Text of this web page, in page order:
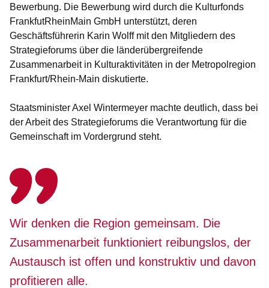
Bewerbung. Die Bewerbung wird durch die Kulturfonds
FrankfutRheinMain GmbH unterstützt, deren
Geschäftsführerin Karin Wolff mit den Mitgliedern des
Strategieforums über die länderübergreifende
Zusammenarbeit in Kulturaktivitäten in der Metropolregion
Frankfurt/Rhein-Main diskutierte.
Staatsminister Axel Wintermeyer machte deutlich, dass bei
der Arbeit des Strategieforums die Verantwortung für die
Gemeinschaft im Vordergrund steht.
Wir denken die Region gemeinsam. Die
Zusammenarbeit funktioniert reibungslos, der
Austausch ist offen und konstruktiv und davon
profitieren alle.